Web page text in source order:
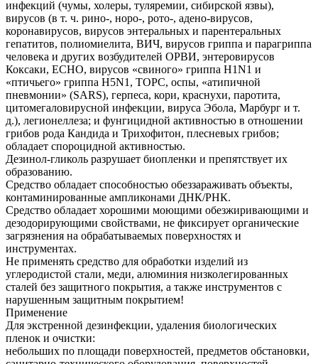
инфекций (чумы, холеры, туляремии, сибирской язвы),
вирусов (в т. ч. рино-, норо-, рото-, адено-вирусов,
коронавирусов, вирусов энтеральных и парентеральных
гепатитов, полиомиелита, ВИЧ, вирусов гриппа и парагриппа
человека и других возбудителей ОРВИ, энтеровирусов
Коксаки, ЕСНО, вирусов «свиного» гриппа H1N1 и
«птичьего» гриппа H5N1, ТОРС, оспы, «атипичной
пневмонии» (SARS), герпеса, кори, краснухи, паротита,
цитомегаловирусной инфекции, вируса Эбола, Марбург и т.
д.), легионеллеза; и фунгицидной активностью в отношении
грибов рода Кандида и Трихофитон, плесневых грибов;
обладает спороцидной активностью.
Дезинол-гликоль разрушает биопленки и препятствует их
образованию.
Средство обладает способностью обеззараживать объекты,
контаминированные ампликонами ДНК/РНК.
Средство обладает хорошими моющими обезжиривающими и
дезодорирующими свойствами, не фиксирует органические
загрязнения на обрабатываемых поверхностях и
инструментах.
Не применять средство для обработки изделий из
углеродистой стали, меди, алюминия низколегированных
сталей без защитного покрытия, а также инструментов с
нарушенным защитным покрытием!
Применение
Для экстренной дезинфекции, удаления биологических
пленок и очистки:
небольших по площади поверхностей, предметов обстановки,